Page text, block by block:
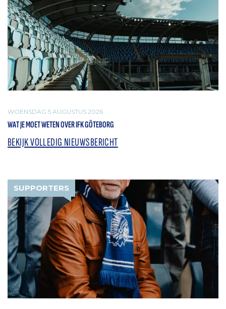
WOENSDAG 5 AUGUSTUS 2026
WAT JE MOET WETEN OVER IFK GÖTEBORG
BEKIJK VOLLEDIG NIEUWSBERICHT
SUPPORTERS